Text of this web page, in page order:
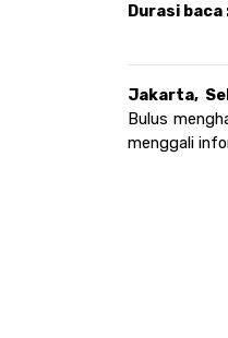
Durasi baca
Jakarta,
Bulus
menggali